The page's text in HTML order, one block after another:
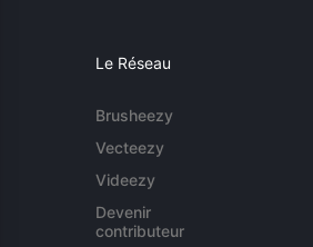
Le Réseau
Brusheezy
Vecteezy
Videezy
Devenir
contributeur